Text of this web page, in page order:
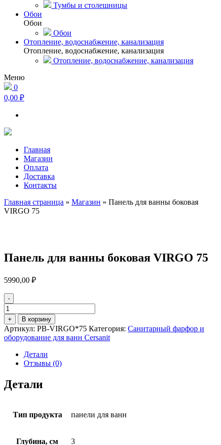
Тумбы и столешницы
Обои
Обои
Обои
Отопление, водоснабжение, канализация
Отопление, водоснабжение, канализация
Отопление, водоснабжение, канализация
Меню
0
0,00 ₽
Главная
Магазин
Оплата
Доставка
Контакты
Главная страница » Магазин » Панель для ванны боковая
VIRGO 75
Панель для ванны боковая VIRGO 75
5990,00 ₽
-
Количество
товара
Панель
для
ванны
боковая
VIRGO
+ В корзину
Артикул: PB-VIRGO*75 Категория: Санитарный фарфор и
оборудование для ванн Cersanit
Детали
Отзывы (0)
Детали
Тип продукта панели для ванн
Глубина, см 3